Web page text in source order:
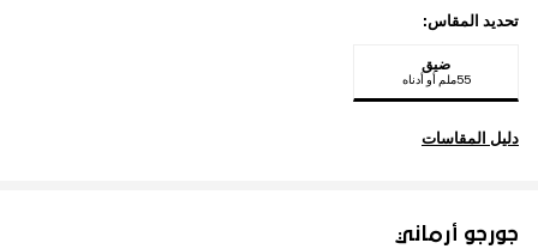
جورجو أرماني
تحديد المقاس:
ضيق
55ملم أو أدناه
دليل المقاسات